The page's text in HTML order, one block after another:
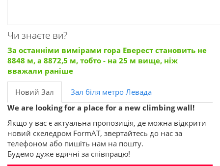
Чи знаєте ви?
За останніми вимірами гора Еверест становить не
8848 м, а 8872,5 м, тобто - на 25 м вище, ніж
вважали раніше
Новий Зал
Зал біля метро Левада
We are looking for a place for a new climbing wall!
Якщо у вас є актуальна пропозиція, де можна відкрити
новий скеледром FormAT, звертайтесь до нас за
телефоном або пишіть нам на пошту.
Будемо дуже вдячні за співпрацю!